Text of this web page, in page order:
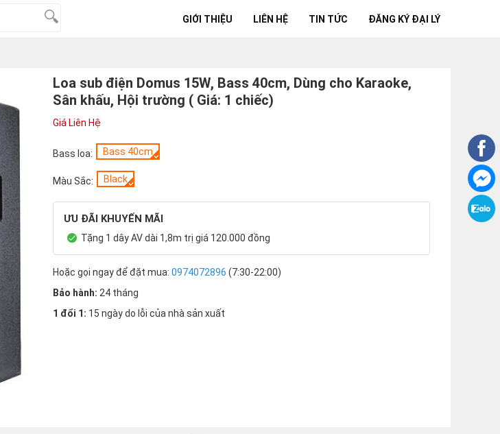
GIỚI THIỆU LIÊN HỆ TIN TỨC ĐĂNG KÝ ĐẠI LÝ
Loa sub điện Domus 15W, Bass 40cm, Dùng cho Karaoke,
Sân khấu, Hội trường ( Giá: 1 chiếc)
Giá Liên Hệ
Bass loa: Bass 40cm
Màu Sắc: Black
ƯU ĐÃI KHUYẾN MÃI
Tặng 1 dây AV dài 1,8m trị giá 120.000 đồng
Hoặc gọi ngay để đặt mua: 0974072896 (7:30-22:00)
Bảo hành: 24 tháng
1 đổi 1: 15 ngày do lỗi của nhà sản xuất